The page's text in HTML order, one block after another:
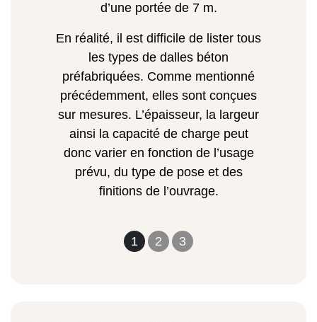
1 2 3
d’une portée de 7 m.
En réalité, il est difficile de lister tous
les types de dalles béton
préfabriquées. Comme mentionné
précédemment, elles sont conçues
sur mesures. L’épaisseur, la largeur
ainsi la capacité de charge peut
donc varier en fonction de l’usage
prévu, du type de pose et des
finitions de l’ouvrage.